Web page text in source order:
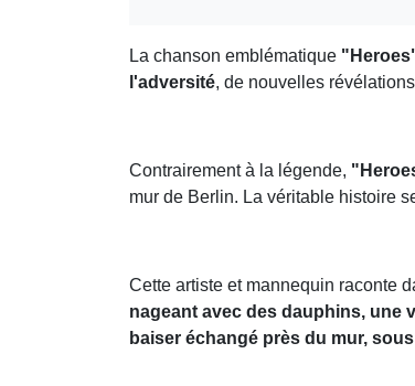
La chanson emblématique
l'adversité, de nouvelles
Contrairement à la légende,
mur de Berlin. La véritable histoire
Cette artiste et mannequin raconte
nageant avec des dauphins, une
baiser échangé près du mur,